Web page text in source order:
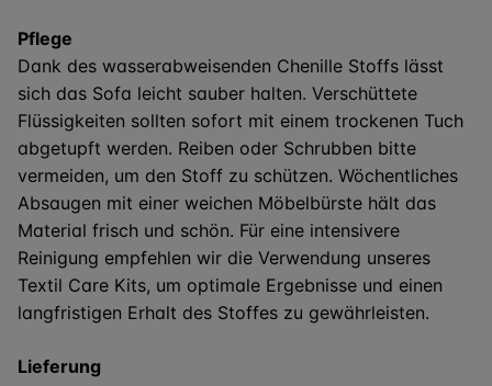
Pflege
Dank des wasserabweisenden Chenille Stoffs lässt
sich das Sofa leicht sauber halten. Verschüttete
Flüssigkeiten sollten sofort mit einem trockenen Tuch
abgetupft werden. Reiben oder Schrubben bitte
vermeiden, um den Stoff zu schützen. Wöchentliches
Absaugen mit einer weichen Möbelbürste hält das
Material frisch und schön. Für eine intensivere
Reinigung empfehlen wir die Verwendung unseres
Textil Care Kits, um optimale Ergebnisse und einen
langfristigen Erhalt des Stoffes zu gewährleisten.
Lieferung